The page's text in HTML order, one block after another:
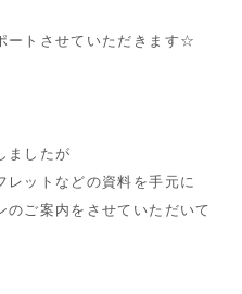
ートさせていただきます☆
ましたが
レットなどの資料を手元に
のご案内をさせていただいて